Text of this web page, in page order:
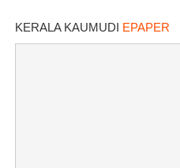
KERALA KAUMUDI EPAPER